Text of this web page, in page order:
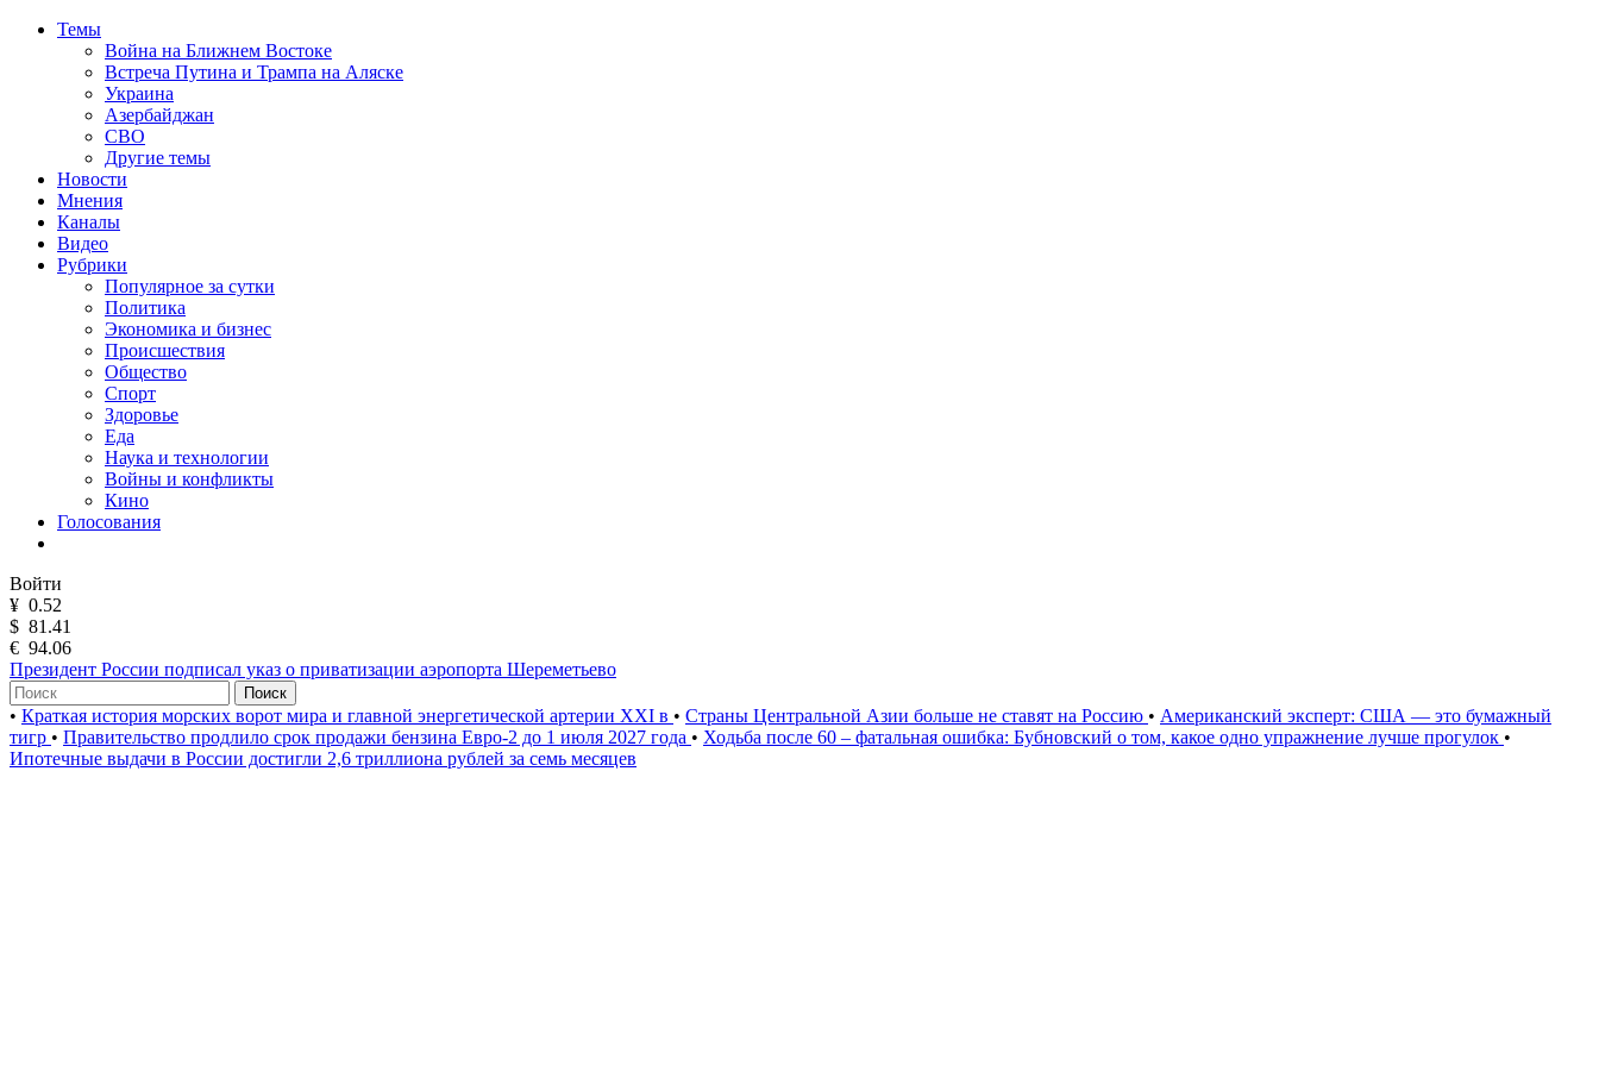
Темы
Война на Ближнем Востоке
Встреча Путина и Трампа на Аляске
Украина
Азербайджан
СВО
Другие темы
Новости
Мнения
Каналы
Видео
Рубрики
Популярное за сутки
Политика
Экономика и бизнес
Происшествия
Общество
Спорт
Здоровье
Еда
Наука и технологии
Войны и конфликты
Кино
Голосования
Войти
¥ 0.52
$ 81.41
€ 94.06
Президент России подписал указ о приватизации аэропорта Шереметьево
Поиск
• Краткая история морских ворот мира и главной энергетической артерии XXI в • Страны Центральной Азии больше не ставят на Россию • Американский эксперт: США — это бумажный
тигр • Правительство продлило срок продажи бензина Евро-2 до 1 июля 2027 года • Ходьба после 60 – фатальная ошибка: Бубновский о том, какое одно упражнение лучше прогулок •
Ипотечные выдачи в России достигли 2,6 триллиона рублей за семь месяцев